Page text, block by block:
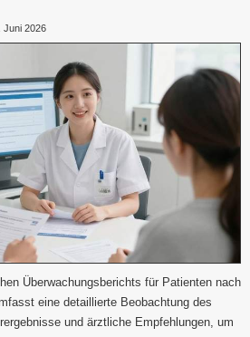
Juni 2026
Überwachungsberichts für Patienten nach
eine detaillierte Beobachtung des
und ärztliche Empfehlungen, um